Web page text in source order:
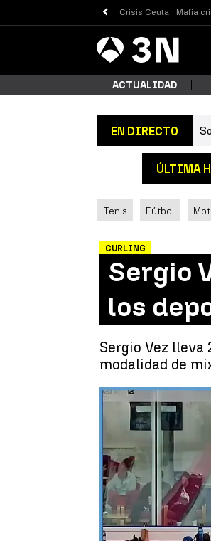
Crisis Ceuta Mafia
Antena
3 Noticias
ACTUALIDAD
EN DIRECTO
ÚLTIMA
Tenis Fútbol
CURLING
Sergio
los
Sergio Vez lleva
modalidad de